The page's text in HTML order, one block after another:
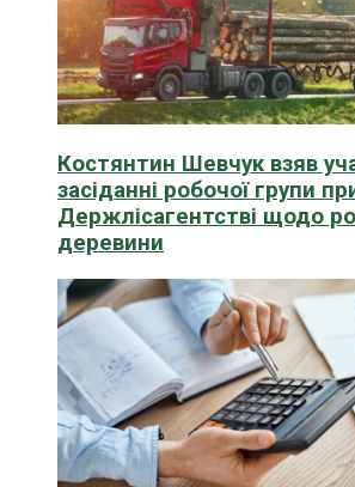
Костянтин Шевчук взяв
засіданні робочої групи
Держлісагентстві щодо
деревини